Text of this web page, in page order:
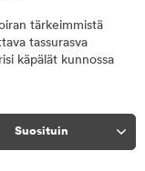
tärkeimmistä
tassurasva
käpälät kunnossa
Suosituin